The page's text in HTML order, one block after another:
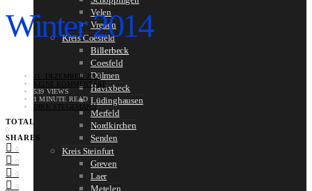
Velen
Vreden
Kreis Coesfeld
Billerbeck
Coesfeld
Dülmen
Havixbeck
Lüdinghausen
Merfeld
Nordkirchen
Senden
Kreis Steinfurt
Greven
Laer
Metelen
Winter 2014
11. DEZEMBER 2014
KEINE KOMMENTARE
539 VIEWS
1 MINUTE READ
DIRK STEGEMANN
TOTAL
0
SHARES
0
0
0
0